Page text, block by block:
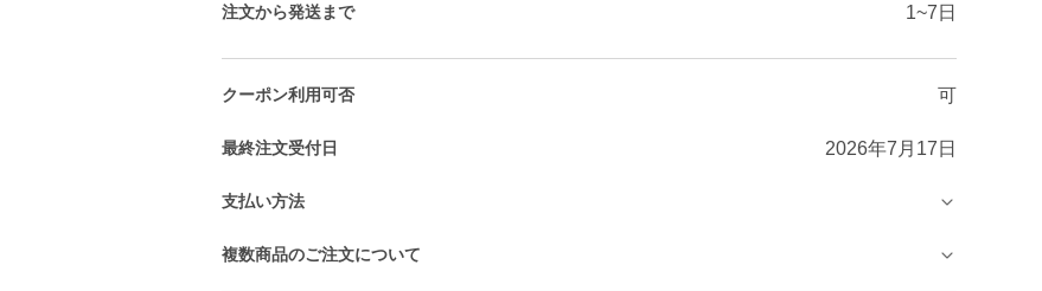
注文から発送まで 1~7日
クーポン利用可否 可
最終注文受付日 2026年7月17日
支払い方法
複数商品のご注文について